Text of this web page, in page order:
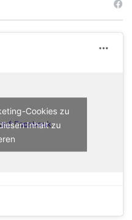
Facebook
Cookies zu
Inhalt zu